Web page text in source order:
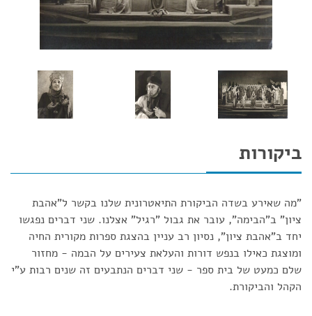
ביקורות
"מה שאירע בשדה הביקורת התיאטרונית שלנו בקשר ל"אהבת
ציון" ב"הבימה", עובר את גבול "רגיל" אצלנו. שני דברים נפגשו
יחד ב"אהבת ציון", נסיון רב עניין בהצגת ספרות מקורית החיה
ומוצגת כאילו בנפש דורות והעלאת צעירים על הבמה - מחזור
שלם כמעט של בית ספר - שני דברים הנתבעים זה שנים רבות ע"י
הקהל והביקורת.